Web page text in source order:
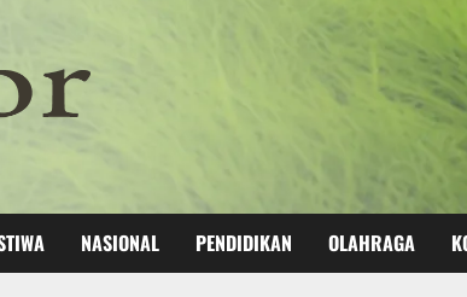
NASIONAL PENDIDIKAN OLAHRAGA